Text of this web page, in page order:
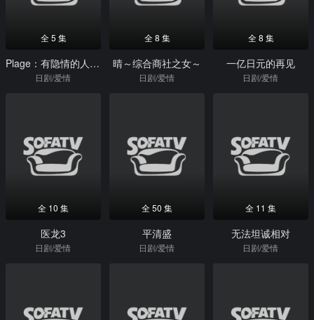
全 5 集
Plage：有隐情的人齐聚的合租屋
日剧/爱情
全 8 集
晴～综合商社之女～
日剧/爱情
全 8 集
一亿日元的再见
日剧/爱情
全 10 集
医龙3
日剧/爱情
全 50 集
平清盛
日剧/爱情
全 11 集
无法坦诚相对
日剧/爱情